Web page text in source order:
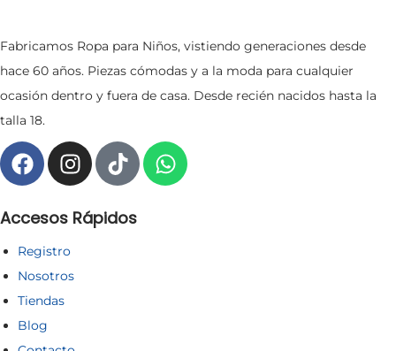
Fabricamos Ropa para Niños, vistiendo generaciones desde
hace 60 años. Piezas cómodas y a la moda para cualquier
ocasión dentro y fuera de casa. Desde recién nacidos hasta la
talla 18.
Accesos Rápidos
Registro
Nosotros
Tiendas
Blog